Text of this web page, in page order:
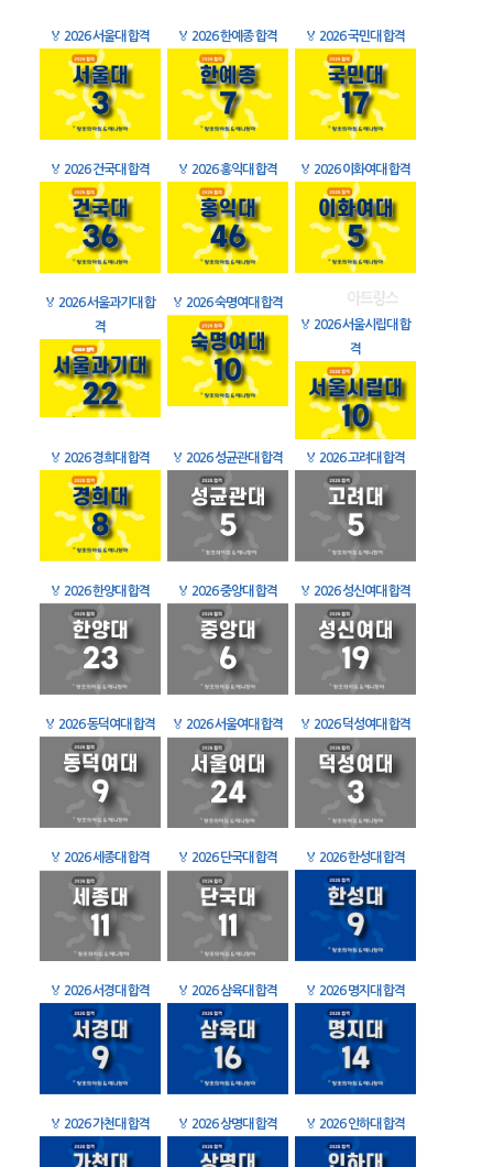
🏅 2026 서울대 합격 🏅 2026 한예종 합격 🏅 2026 국민대 합격
🏅 2026 건국대 합격 🏅 2026 홍익대 합격 🏅 2026 이화여대 합격
🏅 2026 서울과기대 합
격
🏅 2026 숙명여대 합격
🏅 2026 서울시립대 합
격
🏅 2026 경희대 합격 🏅 2026 성균관대 합격 🏅 2026 고려대 합격
🏅 2026 한양대 합격 🏅 2026 중앙대 합격 🏅 2026 성신여대 합격
🏅 2026 동덕여대 합격 🏅 2026 서울여대 합격 🏅 2026 덕성여대 합격
🏅 2026 세종대 합격 🏅 2026 단국대 합격 🏅 2026 한성대 합격
🏅 2026 서경대 합격 🏅 2026 삼육대 합격 🏅 2026 명지대 합격
🏅 2026 가천대 합격 🏅 2026 상명대 합격 🏅 2026 인하대 합격